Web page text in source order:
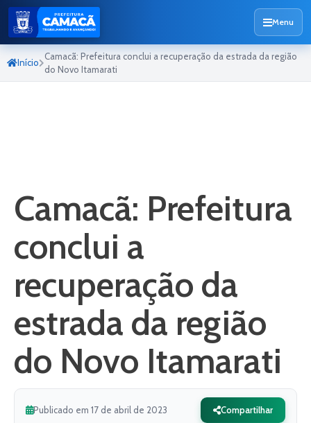
Menu
Início
Camacã: Prefeitura conclui a recuperação da estrada da região
do Novo Itamarati
Camacã: Prefeitura
conclui a
recuperação da
estrada da região
do Novo Itamarati
Publicado em 17 de abril de 2023 Compartilhar